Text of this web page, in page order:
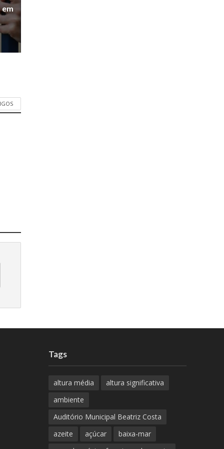
Tags
altura média
altura significativa
ambiente
Auditório Municipal Beatriz Costa
azeite
açúcar
baixa-mar